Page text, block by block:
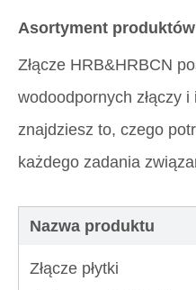
Asortyment produktów
Złącze HRB&HRBCN
wodoodpornych złączy
znajdziesz to, czego
każdego zadania
Nazwa produktu
Złącze płytki